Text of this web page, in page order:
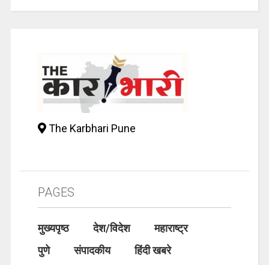
The Karbhari Pune
PAGES
मुख्यपृष्ठ देश/विदेश
महाराष्ट्र
पुणे
संपादकीय
हिंदी खबरे